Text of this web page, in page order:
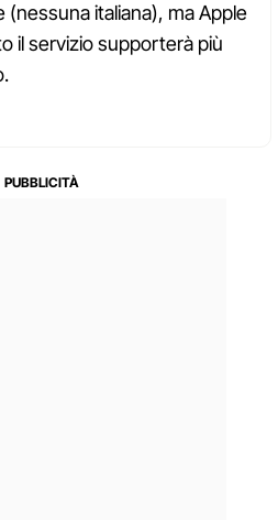
italiana), ma Apple
il servizio supporterà più